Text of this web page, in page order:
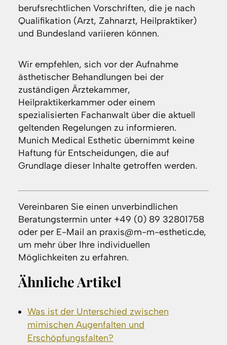
berufsrechtlichen Vorschriften, die je nach
Qualifikation (Arzt, Zahnarzt, Heilpraktiker)
und Bundesland variieren können.
Wir empfehlen, sich vor der Aufnahme
ästhetischer Behandlungen bei der
zuständigen Ärztekammer,
Heilpraktikerkammer oder einem
spezialisierten Fachanwalt über die aktuell
geltenden Regelungen zu informieren.
Munich Medical Esthetic übernimmt keine
Haftung für Entscheidungen, die auf
Grundlage dieser Inhalte getroffen werden.
Vereinbaren Sie einen unverbindlichen
Beratungstermin unter +49 (0) 89 32801758
oder per E-Mail an praxis@m-m-esthetic.de,
um mehr über Ihre individuellen
Möglichkeiten zu erfahren.
Ähnliche Artikel
Was ist der Unterschied zwischen
mimischen Augenfalten und
Erschöpfungsfalten?